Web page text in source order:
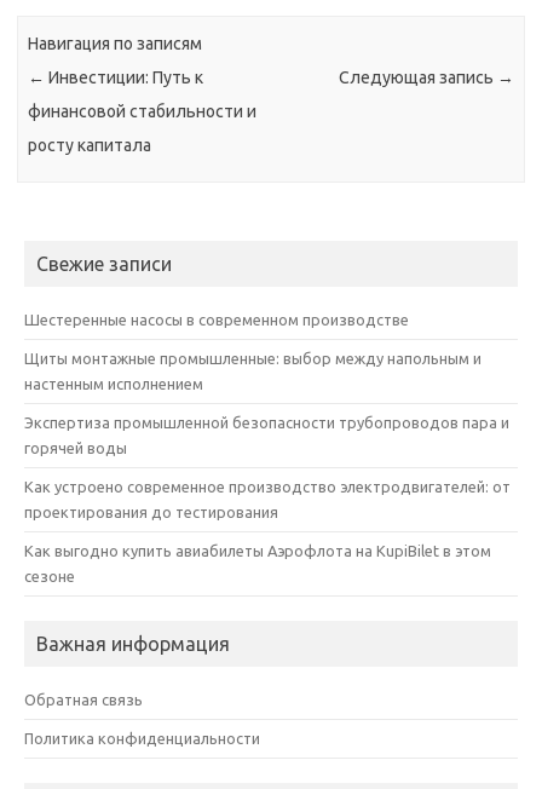
Навигация по записям
← Инвестиции: Путь к
финансовой стабильности и
росту капитала
Следующая запись →
Свежие записи
Шестеренные насосы в современном производстве
Щиты монтажные промышленные: выбор между напольным и
настенным исполнением
Экспертиза промышленной безопасности трубопроводов пара и
горячей воды
Как устроено современное производство электродвигателей: от
проектирования до тестирования
Как выгодно купить авиабилеты Аэрофлота на KupiBilet в этом
сезоне
Важная информация
Обратная связь
Политика конфиденциальности